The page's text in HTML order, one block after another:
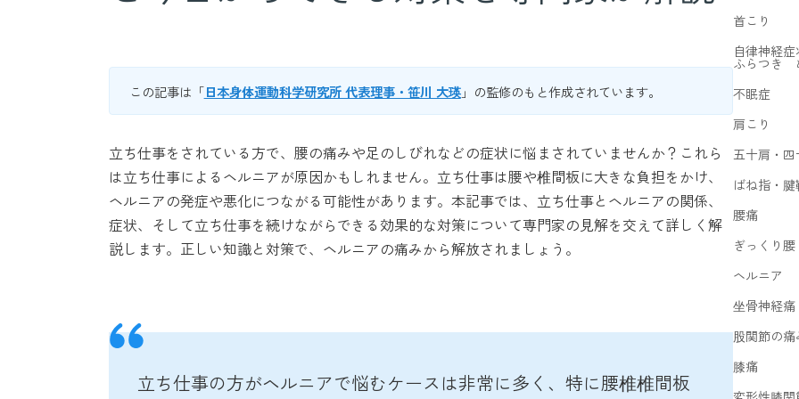
この記事は「日本身体運動科学研究所 代表理事・笹川 大瑛」の監修のもと作成されています。
立ち仕事をされている方で、腰の痛みや足のしびれなどの症状に悩まされていませんか？これら
は立ち仕事によるヘルニアが原因かもしれません。立ち仕事は腰や椎間板に大きな負担をかけ、
ヘルニアの発症や悪化につながる可能性があります。本記事では、立ち仕事とヘルニアの関係、
症状、そして立ち仕事を続けながらできる効果的な対策について専門家の見解を交えて詳しく解
説します。正しい知識と対策で、ヘルニアの痛みから解放されましょう。
立ち仕事の方がヘルニアで悩むケースは非常に多く、特に腰椎椎間板
首こり
自律神経症
ふらつき
不眠症
肩こり
五十肩・四
ばね指・
腰痛
ぎっくり腰
ヘルニア
坐骨神経痛
股関節の痛
膝痛